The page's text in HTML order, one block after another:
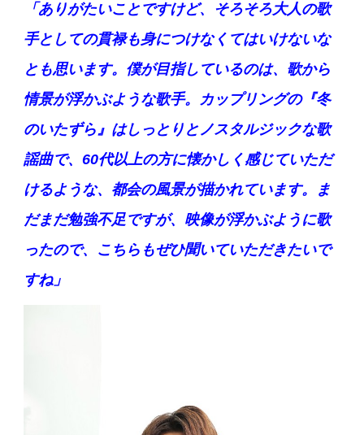
「ありがたいことですけど、そろそろ大人の歌
手としての貫禄も身につけなくてはいけないな
とも思います。僕が目指しているのは、歌から
情景が浮かぶような歌手。カップリングの『冬
のいたずら』はしっとりとノスタルジックな歌
謡曲で、60代以上の方に懐かしく感じていただ
けるような、都会の風景が描かれています。ま
だまだ勉強不足ですが、映像が浮かぶように歌
ったので、こちらもぜひ聞いていただきたいで
すね」